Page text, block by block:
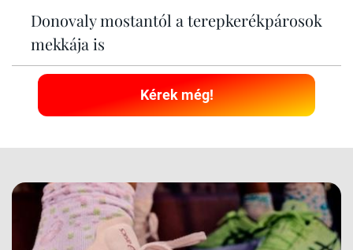
Donovaly mostantól a terepkerékpárosok
mekkája is
Kérek még!